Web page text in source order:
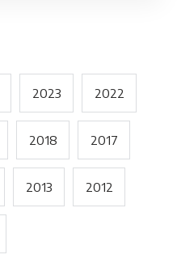
2023 2022
2018 2017
2013 2012